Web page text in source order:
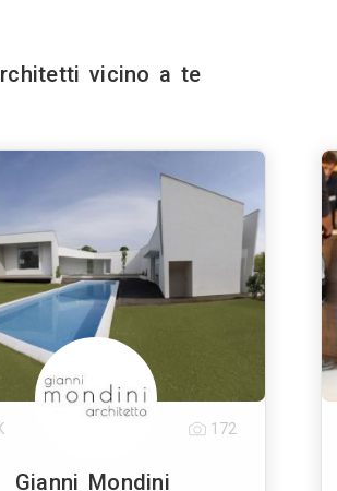
vicino a te
Gianni Mondini
172